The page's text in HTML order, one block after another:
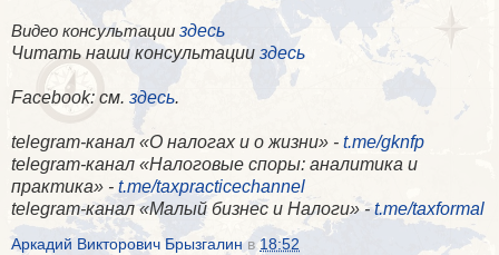
Видео консультации здесь
Читать наши консультации здесь
Facebook: см. здесь.
telegram-канал «О налогах и о жизни» - t.me/gknfp
telegram-канал «Налоговые споры: аналитика и
практика» - t.me/taxpracticechannel
telegram-канал «Малый бизнес и Налоги» -t.me/taxformal
Аркадий Викторович Брызгалин в18:52